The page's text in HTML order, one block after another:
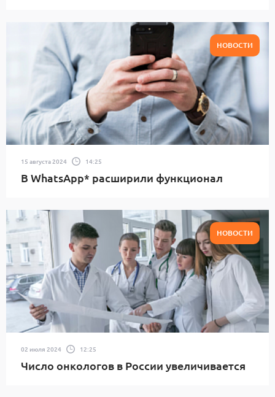
НОВОСТИ
15 августа 2024 14:25
В WhatsApp* расширили функционал
НОВОСТИ
02 июля 2024 12:25
Число онкологов в России увеличивается